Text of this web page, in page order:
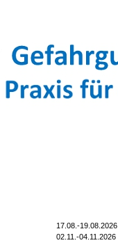
17.08.-19.08.2026
02.11.-04.11.2026